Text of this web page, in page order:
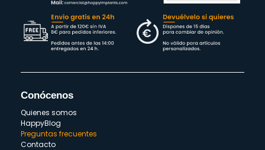
Conócenos
Quienes somos
HappyBlog
Preguntas frecuentes
Contacto